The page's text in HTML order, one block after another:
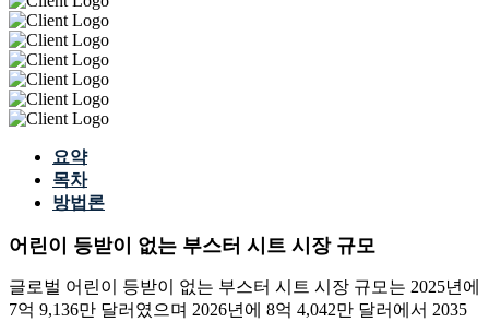
요약
목차
방법론
어린이 등받이 없는 부스터 시트 시장 규모
글로벌 어린이 등받이 없는 부스터 시트 시장 규모는 2025년에
7억 9,136만 달러였으며 2026년에 8억 4,042만 달러에서 2035